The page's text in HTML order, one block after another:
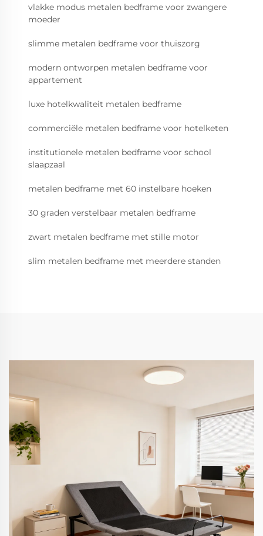
vlakke modus metalen bedframe voor zwangere
moeder
slimme metalen bedframe voor thuiszorg
modern ontworpen metalen bedframe voor
appartement
luxe hotelkwaliteit metalen bedframe
commerciële metalen bedframe voor hotelketen
institutionele metalen bedframe voor school
slaapzaal
metalen bedframe met 60 instelbare hoeken
30 graden verstelbaar metalen bedframe
zwart metalen bedframe met stille motor
slim metalen bedframe met meerdere standen